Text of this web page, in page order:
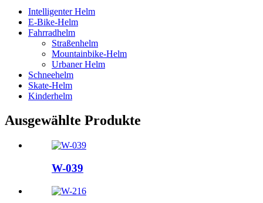
Intelligenter Helm
E-Bike-Helm
Fahrradhelm
Straßenhelm
Mountainbike-Helm
Urbaner Helm
Schneehelm
Skate-Helm
Kinderhelm
Ausgewählte Produkte
W-039